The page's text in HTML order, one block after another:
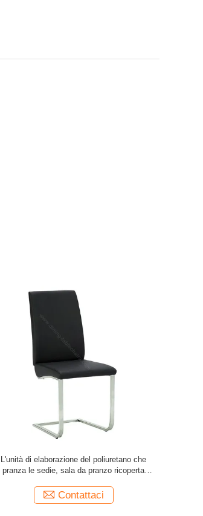
Unità di elaborazione di Brown Seat che
pranza le sedie, sedia moderna di svago del
Contattaci